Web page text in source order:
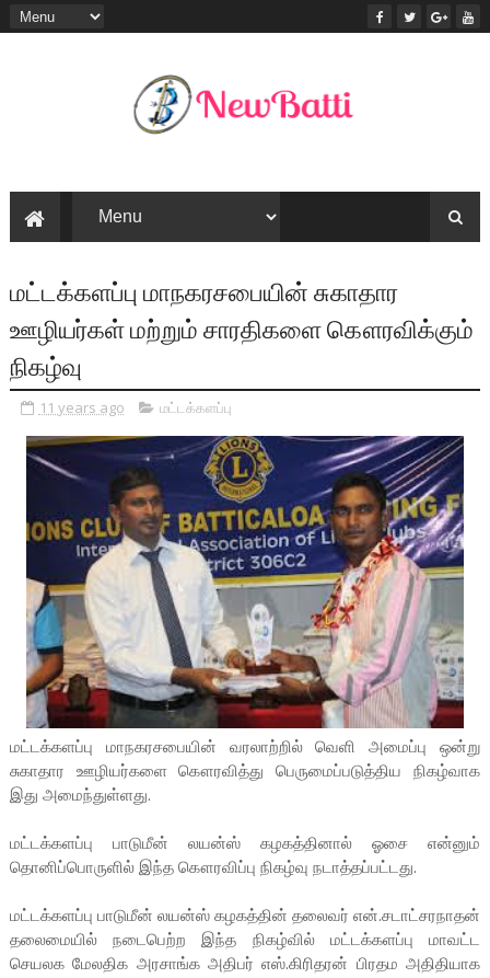
மட்டக்களப்பு மாநகரசபையின் சுகாதார
ஊழியர்கள் மற்றும் சாரதிகளை கௌரவிக்கும்
நிகழ்வு
11 years ago மட்டக்களப்பு
மட்டக்களப்பு மாநகரசபையின் வரலாற்றில் வெளி அமைப்பு ஒன்று
சுகாதார ஊழியர்களை கௌரவித்து பெருமைப்படுத்திய நிகழ்வாக
இது அமைந்துள்ளது.
மட்டக்களப்பு பாடுமீன் லயன்ஸ் கழகத்தினால் ஓசை என்னும்
தொனிப்பொருளில் இந்த கௌரவிப்பு நிகழ்வு நடாத்தப்பட்டது.
மட்டக்களப்பு பாடுமீன் லயன்ஸ் கழகத்தின் தலைவர் என்.சடாட்சரநாதன்
தலைமையில் நடைபெற்ற இந்த நிகழ்வில் மட்டக்களப்பு மாவட்ட
செயலக மேலதிக அரசாங்க அதிபர் எஸ்.கிரிதரன் பிரதம அதிதியாக